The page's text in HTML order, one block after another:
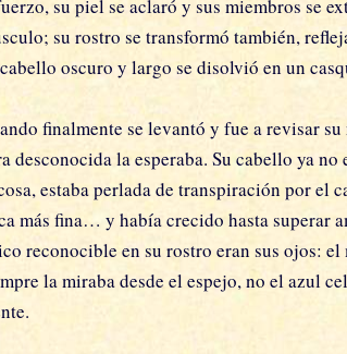
su piel se aclaró y sus miembros se
su rostro se transformó también,
oscuro y largo se disolvió en un
finalmente se levantó y fue a revisar
desconocida la esperaba. Su cabello ya
estaba perlada de transpiración por el
más fina… y había crecido hasta superar
reconocible en su rostro eran sus ojos:
la miraba desde el espejo, no el azul